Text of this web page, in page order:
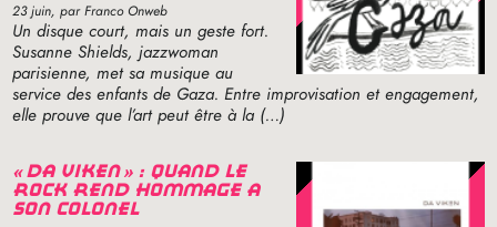
23 juin, par Franco Onweb
Un disque court, mais un geste fort.
Susanne Shields, jazzwoman
parisienne, met sa musique au
service des enfants de Gaza. Entre improvisation et engagement,
elle prouve que l’art peut être à la (…)
« da viken » : quand le
rock rend hommage à
son colonel